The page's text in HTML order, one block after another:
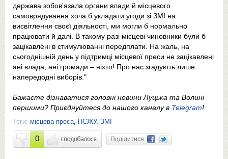
держава зобов’язала органи влади й місцевого
самоврядування хоча б укладати угоди зі ЗМІ на
висвітлення своєї діяльності, ми могли б нормально
працювати й далі. В такому разі місцеві чиновники були б
зацікавлені в стимулюванні передплати. На жаль, на
сьогоднішній день у підтримці місцевої преси не зацікавлені
ані влада, ані громади – ніхто! Про нас згадують лише
напередодні виборів."
Бажаєте дізнаватися головні новини Луцька та Волині
першими? Приєднуйтеся до нашого каналу в Telegram!
Теги: місцева преса, НСЖУ, ЗМІ
0 Поділитися